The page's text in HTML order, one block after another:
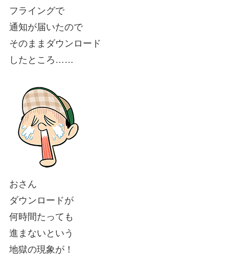
フライングで
通知が届いたので
そのままダウンロード
したところ……
おさん
ダウンロードが
何時間たっても
進まないという
地獄の現象が！